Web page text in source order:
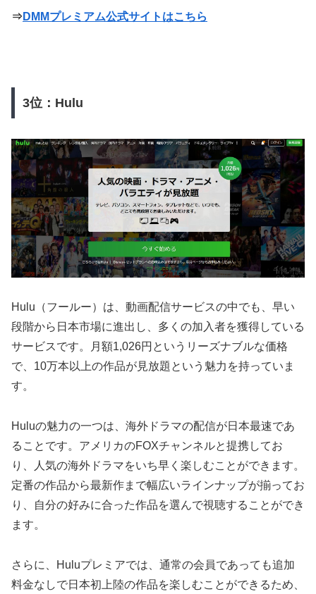
⇒ DMMプレミアム公式サイトはこちら
3位：Hulu
Hulu（フールー）は、動画配信サービスの中でも、早い
段階から日本市場に進出し、多くの加入者を獲得している
サービスです。月額1,026円というリーズナブルな価格
で、10万本以上の作品が見放題という魅力を持っていま
す。
Huluの魅力の一つは、海外ドラマの配信が日本最速であ
ることです。アメリカのFOXチャンネルと提携してお
り、人気の海外ドラマをいち早く楽しむことができます。
定番の作品から最新作まで幅広いラインナップが揃ってお
り、自分の好みに合った作品を選んで視聴することができ
ます。
さらに、Huluプレミアでは、通常の会員であっても追加
料金なしで日本初上陸の作品を楽しむことができるため、